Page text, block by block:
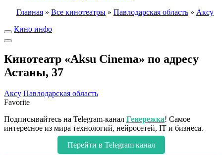
Главная » Все кинотеатры » Павлодарская область » Аксу
Кино инфо
Кинотеатр «Aksu Cinema» по адресу
Астаны, 37
Аксу Павлодарская область
Favorite
Подписывайтесь на Telegram-канал Генережка! Самое
интересное из мира технологий, нейросетей, IT и бизнеса.
Перейти в Telegram канал